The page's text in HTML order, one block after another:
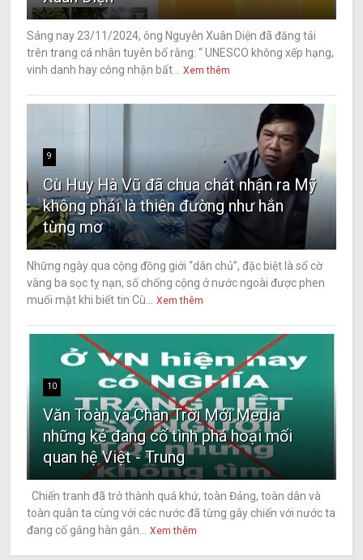
Sáng nay 23/11/2024, ông Nguyễn Xuân Diện đã đăng tải
trên trang cá nhân tuyên bố rằng: “ UNESCO không xếp hạng,
vinh danh hay công nhận bất...
Xem thêm
9
Cù Huy Hà Vũ đã chua chát nhận ra Mỹ
không phải là thiên đường như hắn
từng mơ
Những ngày qua cộng đồng giới “dân chủ”, đặc biệt là số cờ
vàng ba sọc tỵ nạn, số chống cộng ở nước ngoài được phen
muối mặt khi biết tin Cù...
Xem thêm
10
Văn Toàn và Chân Trời Mới Media
những kẻ đang cố tình phá hoại mối
quan hệ Việt - Trung
Chiến tranh đã trở thành quá khứ, toàn Đảng, toàn dân và
toàn quân ta cùng với các nước đã từng gây chiến với nước ta
đang cố gắng hàn gắn...
Xem thêm